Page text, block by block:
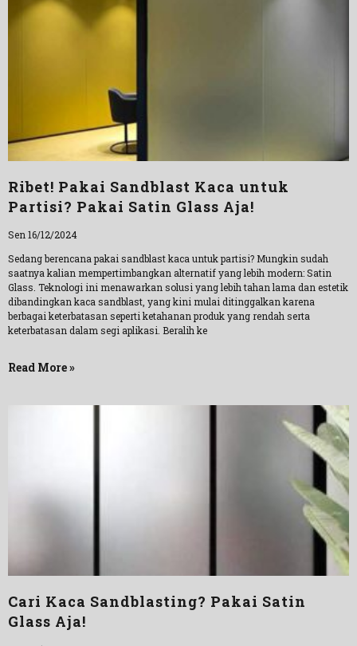
Ribet! Pakai Sandblast Kaca untuk
Partisi? Pakai Satin Glass Aja!
Sen 16/12/2024
Sedang berencana pakai sandblast kaca untuk partisi? Mungkin sudah
saatnya kalian mempertimbangkan alternatif yang lebih modern: Satin
Glass. Teknologi ini menawarkan solusi yang lebih tahan lama dan estetik
dibandingkan kaca sandblast, yang kini mulai ditinggalkan karena
berbagai keterbatasan seperti ketahanan produk yang rendah serta
keterbatasan dalam segi aplikasi. Beralih ke
Read More »
Cari Kaca Sandblasting? Pakai Satin
Glass Aja!